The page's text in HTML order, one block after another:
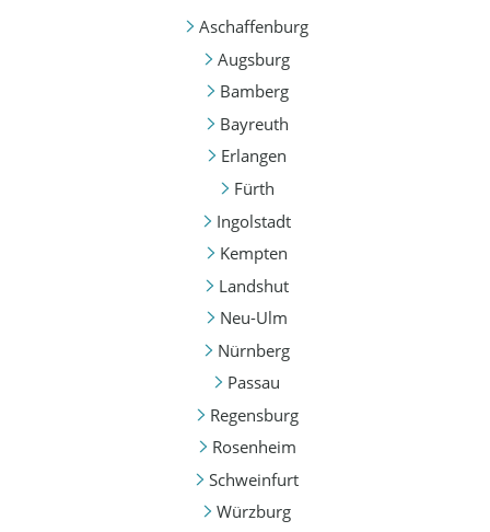
Aschaffenburg
Augsburg
Bamberg
Bayreuth
Erlangen
Fürth
Ingolstadt
Kempten
Landshut
Neu-Ulm
Nürnberg
Passau
Regensburg
Rosenheim
Schweinfurt
Würzburg